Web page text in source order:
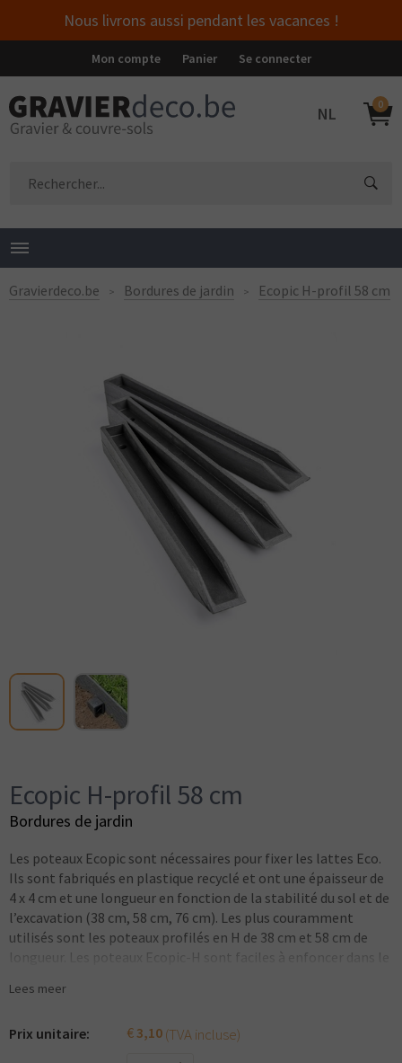
Nous livrons aussi pendant les vacances !
Mon compte Panier Se connecter
NL 0
Gravierdeco.be Bordures de jardin Ecopic H-profil 58 cm
Ecopic H-profil 58 cm
Bordures de jardin
Les poteaux Ecopic sont nécessaires pour fixer les lattes Eco.
Ils sont fabriqués en plastique recyclé et ont une épaisseur de
4 x 4 cm et une longueur en fonction de la stabilité du sol et de
l’excavation (38 cm, 58 cm, 76 cm). Les plus couramment
utilisés sont les poteaux profilés en H de 38 cm et 58 cm de
longueur. Les poteaux Ecopic-H sont faciles à enfoncer dans le
sont enfoncés verticalement dans le sol tous les 50 cm. Les
inoxydable (deux par poteau).
Lees meer
Prix unitaire: €3,10 (TVA incluse)